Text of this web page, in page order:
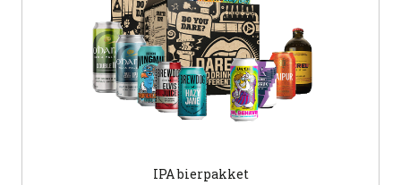
IPA bierpakket